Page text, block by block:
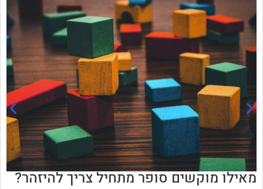
מאילו מוקשים סופר מתחיל צריך להיזהר?